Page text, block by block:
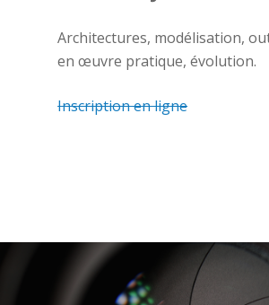
Architectures, modélisation,
en œuvre pratique, évolution.
Inscription en ligne